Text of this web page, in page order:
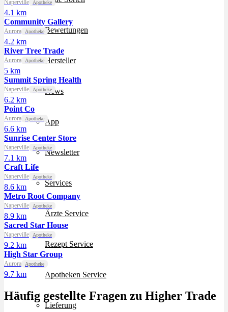
Bewertungen
Hersteller
News
App
Newsletter
Services
Ärzte Service
Rezept Service
Apotheken Service
Lieferung
Naperville Apotheke
4.1 km
Community Gallery
Aurora Apotheke
4.2 km
River Tree Trade
Aurora Apotheke
5 km
Summit Spring Health
Naperville Apotheke
6.2 km
Point Co
Aurora Apotheke
6.6 km
Sunrise Center Store
Naperville Apotheke
7.1 km
Craft Life
Naperville Apotheke
8.6 km
Metro Root Company
Naperville Apotheke
8.9 km
Sacred Star House
Naperville Apotheke
9.2 km
High Star Group
Aurora Apotheke
9.7 km
Häufig gestellte Fragen zu Higher Trade